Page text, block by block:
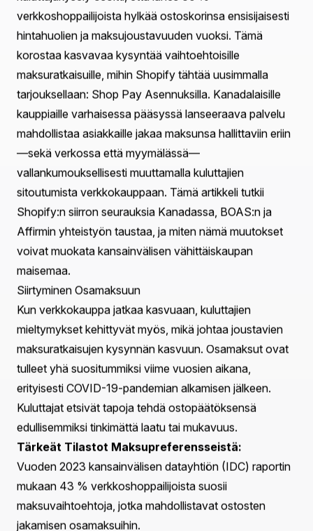
Keskeiset Kohokohdat
Shopify lanseeraa Shop Pay Asennukset
varhaisarvioille kanadalaisille kauppiaille, laajentamalla
palvelujaan Yhdysvaltojen ulkopuolelle.
Osamaksupalvelu, joka on kehitetty yhteistyössä
Affirmin kanssa, tarjoaa joustavia maksusuunnitelmia,
joissa on nolla prosenttia APR ja ei piilokuluja.
Expected general access to the service in Canada and
the UK by summer 2025, with plans for further
expansion to Australia and Western Europe.
Johdanto
Kuinka usein olet selaillut lempiverkkosivustoasi, vain
epäröidäksesi kassalla korkean hinnan takia? Tuore
verkkoshoppailijoista hylkää ostoskorinsa ensisijaisesti
hintahuolien ja maksujoustavuuden vuoksi. Tämä
korostaa kasvavaa kysyntää vaihtoehtoisille
maksuratkaisuille, mihin Shopify tähtää uusimmalla
tarjouksellaan: Shop Pay Asennuksilla. Kanadalaisille
kauppiaille varhaisessa pääsyssä lanseeraava palvelu
mahdollistaa asiakkaille jakaa maksunsa hallittaviin eriin
—sekä verkossa että myymälässä—
vallankumouksellisesti muuttamalla kuluttajien
sitoutumista verkkokauppaan. Tämä artikkeli tutkii
Shopify:n siirron seurauksia Kanadassa, BOAS:n ja
Affirmin yhteistyön taustaa, ja miten nämä muutokset